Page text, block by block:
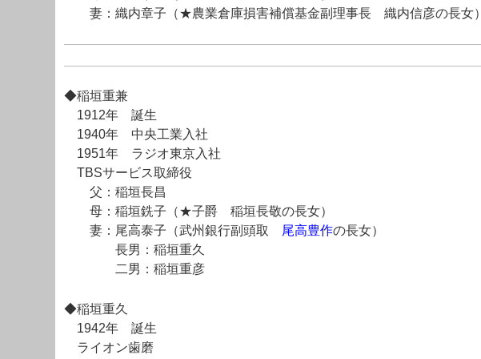
妻：織内章子（★農業倉庫損害補償基金副理事長 織内信彦の長女）
◆稲垣重兼
1912年 誕生
1940年 中央工業入社
1951年 ラジオ東京入社
TBSサービス取締役
父：稲垣長昌
母：稲垣銑子（★子爵 稲垣長敬の長女）
妻：尾高泰子（武州銀行副頭取
尾高豊作の長女）
長男：稲垣重久
二男：稲垣重彦
◆稲垣重久
1942年 誕生
ライオン歯磨